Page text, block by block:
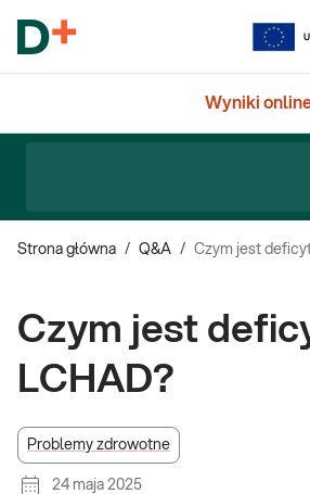
Wyniki
Strona główna / Q&A / Czym jest
Czym jest
LCHAD?
Problemy zdrowotne
24 maja 2025